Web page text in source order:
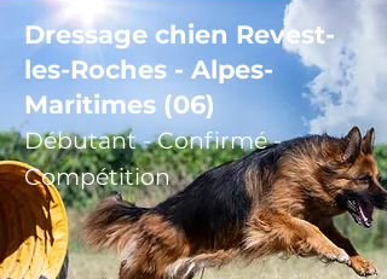
Dressage chien Revest-
les-Roches - Alpes-
Maritimes (06)
Débutant - Confirmé -
Compétition